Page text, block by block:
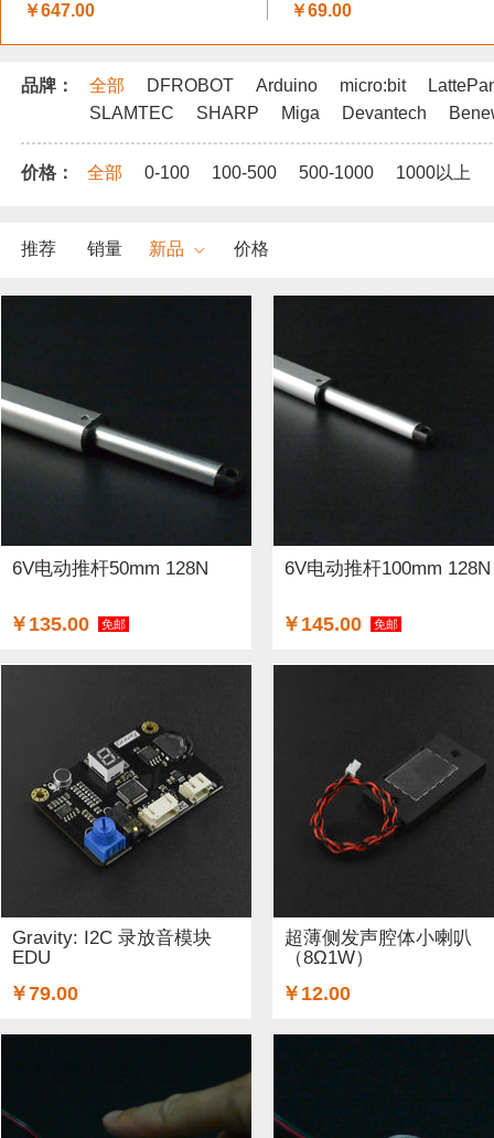
￥647.00
￥69.00
品牌： 全部 DFROBOT Arduino micro:bit
SLAMTEC
SHARP Miga Devantech
价格： 全部 0-100 100-500 500-1000 1000以上
推荐 销量 新品 价格
6V电动推杆50mm 128N
￥135.00 免邮
6V电动推杆100mm 128N
￥145.00 免邮
Gravity: I2C 录放音模块
EDU
￥79.00
超薄侧发声腔体小喇叭
（8Ω1W）
￥12.00